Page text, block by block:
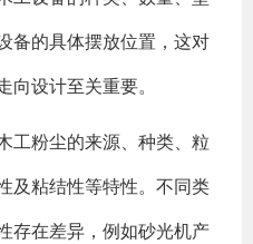
备的具体摆放位置，这对
设计至关重要。
工粉尘的来源、种类、粒
及粘结性等特性。不同类
存在差异，例如砂光机产